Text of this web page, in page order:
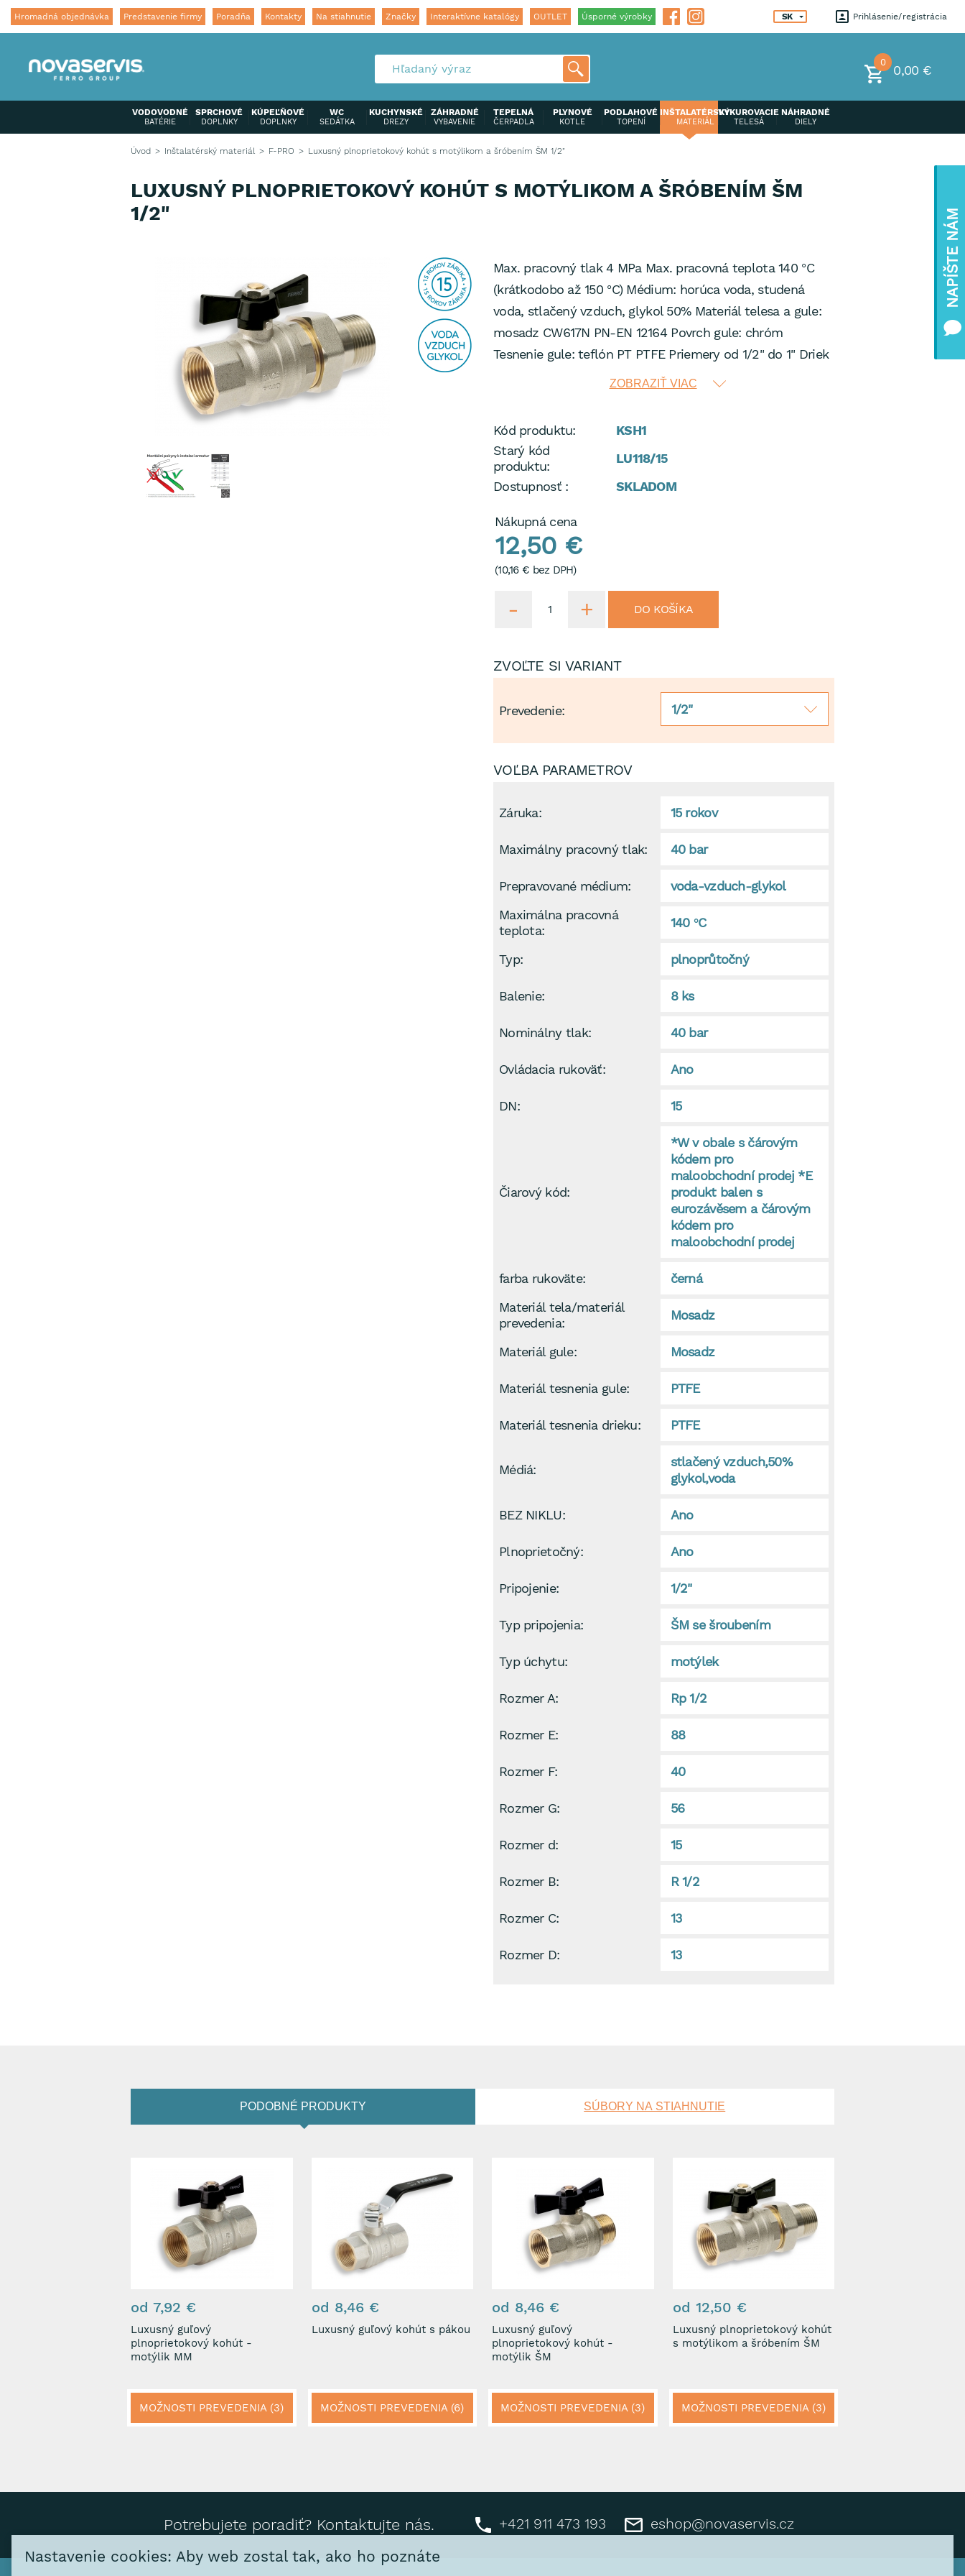
Prihlásenie registrácia
Hromadná objednávka Predstavenie firmy Poradňa Kontakty Na stiahnutie Značky Interaktívne katalógy OUTLET Úsporné výrobky SK
0
0,00 €
VODOVODNÉ
BATÉRIE
SPRCHOVÉ
DOPLNKY
KÚPEĽŇOVÉ
DOPLNKY
WC
SEDÁTKA
KUCHYNSKÉ
DREZY
ZÁHRADNÉ
VYBAVENIE
TEPELNÁ
ČERPADLA
PLYNOVÉ
KOTLE
PODLAHOVÉ
TOPENÍ
INŠTALATÉRSKÝ
MATERIÁL
VYKUROVACIE
TELESÁ
NÁHRADNÉ
DIELY
Úvod Inštalatérský materiál F-PRO Luxusný plnoprietokový kohút s motýlikom a šróbením ŠM 1/2"
LUXUSNÝ PLNOPRIETOKOVÝ KOHÚT S MOTÝLIKOM A ŠRÓBENÍM ŠM
1/2"
Max. pracovný tlak 4 MPa Max. pracovná teplota 140 °C
(krátkodobo až 150 °C) Médium: horúca voda, studená
voda, stlačený vzduch, glykol 50% Materiál telesa a gule:
mosadz CW617N PN-EN 12164 Povrch gule: chróm
Tesnenie gule: teflón PT PTFE Priemery od 1/2" do 1" Driek
s maticou Plný prietok Dlhý závit Technické osvedčenie,
ZOBRAZIŤ VIAC
Kód produktu:
KSH1
Starý kód
produktu:
LU118/15
Dostupnosť :
SKLADOM
Nákupná cena
12,50 €
(10,16 € bez DPH)
DO KOŠÍKA
ZVOĽTE SI VARIANT
Prevedenie: 1/2"
VOĽBA PARAMETROV
Záruka: 15 rokov
Maximálny pracovný tlak: 40 bar
Prepravované médium:
voda-vzduch-glykol
Maximálna pracovná
teplota:
140 °C
Typ: plnoprůtočný
Balenie: 8 ks
Nominálny tlak: 40 bar
Ovládacia rukoväť: Ano
DN: 15
Čiarový kód:
*W v obale s čárovým
kódem pro
maloobchodní prodej *E
produkt balen s
eurozávěsem a čárovým
kódem pro
maloobchodní prodej
farba rukoväte:
černá
Materiál tela/materiál
prevedenia:
Mosadz
Materiál gule: Mosadz
Materiál tesnenia gule: PTFE
Materiál tesnenia drieku: PTFE
Médiá:
stlačený vzduch,50%
glykol,voda
BEZ NIKLU: Ano
Plnoprietočný: Ano
Pripojenie: 1/2"
Typ pripojenia: ŠM se šroubením
Typ úchytu: motýlek
Rozmer A: Rp 1/2
Rozmer E: 88
Rozmer F: 40
Rozmer G: 56
Rozmer d: 15
Rozmer B: R 1/2
Rozmer C: 13
Rozmer D: 13
PODOBNÉ PRODUKTY SÚBORY NA STIAHNUTIE
od 7,92 €
Luxusný guľový
plnoprietokový kohút -
motýlik MM
MOŽNOSTI PREVEDENIA (3)
od 8,46 €
Luxusný guľový kohút s pákou
MOŽNOSTI PREVEDENIA (6)
od 8,46 €
Luxusný guľový
plnoprietokový kohút -
motýlik ŠM
MOŽNOSTI PREVEDENIA (3)
od 12,50 €
Luxusný plnoprietokový kohút
s motýlikom a šróbením ŠM
MOŽNOSTI PREVEDENIA (3)
Potrebujete poradiť? Kontaktujte nás. +421 911 473 193 eshop@novaservis.cz
NAPÍŠTE NÁM
Nastavenie cookies: Aby web zostal tak, ako ho poznáte